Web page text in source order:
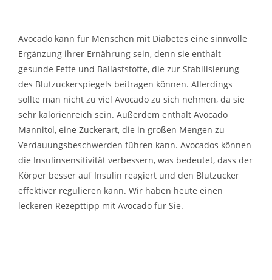
Avocado kann für Menschen mit Diabetes eine sinnvolle
Ergänzung ihrer Ernährung sein, denn sie enthält
gesunde Fette und Ballaststoffe, die zur Stabilisierung
des Blutzuckerspiegels beitragen können. Allerdings
sollte man nicht zu viel Avocado zu sich nehmen, da sie
sehr kalorienreich sein. Außerdem enthält Avocado
Mannitol, eine Zuckerart, die in großen Mengen zu
Verdauungsbeschwerden führen kann. Avocados können
die Insulinsensitivität verbessern, was bedeutet, dass der
Körper besser auf Insulin reagiert und den Blutzucker
effektiver regulieren kann. Wir haben heute einen
leckeren Rezepttipp mit Avocado für Sie.